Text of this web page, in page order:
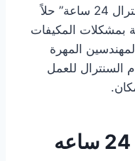
الخليجية، تقدم خدمتنا “تصليح سنترال 24 ساعة” حلاً
بمشكلات المكيفات
المهرة
السنترال للعمل